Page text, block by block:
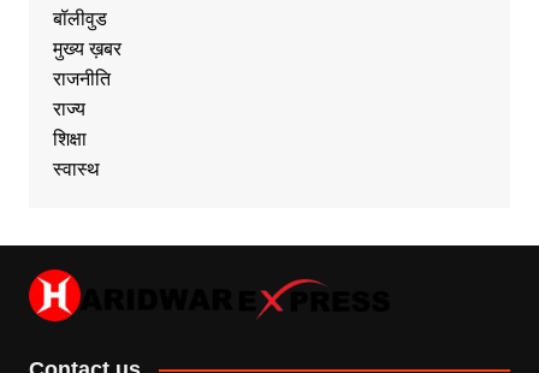
बॉलीवुड
मुख्य ख़बर
राजनीति
राज्य
शिक्षा
स्वास्थ